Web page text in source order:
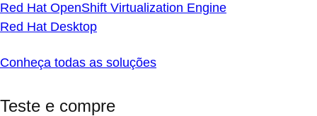
Red Hat OpenShift Virtualization Engine
Red Hat Desktop
Conheça todas as soluções
Teste e compre